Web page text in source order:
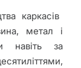
каркасів
метал і
навіть за